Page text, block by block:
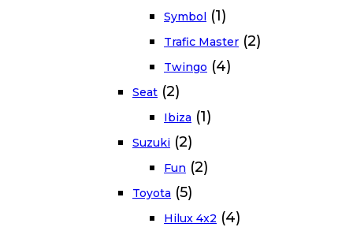
Symbol (1)
Trafic Master (2)
Twingo (4)
Seat (2)
Ibiza (1)
Suzuki (2)
Fun (2)
Toyota (5)
Hilux 4x2 (4)